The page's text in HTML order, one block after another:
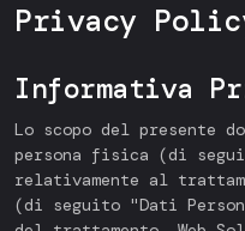
Privacy
Informativa
Lo scopo del presente
persona fisica (di
relativamente al
(di seguito "Dati